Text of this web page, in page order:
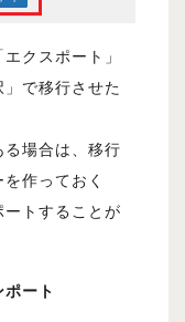
クスポート」
で移行させた
場合は、移行
作っておく
ートすることが
ート